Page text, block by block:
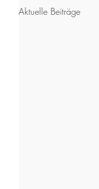
Aktuelle Beiträge